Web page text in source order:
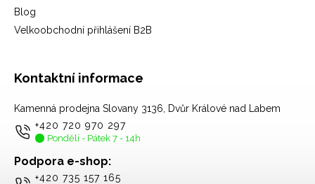
Blog
Velkoobchodní přihlášení B2B
Kontaktní informace
Kamenná prodejna Slovany 3136, Dvůr Králové nad Labem
+420 720 970 297
Pondělí - Pátek 7 - 14h
Podpora e-shop:
+420 735 157 165